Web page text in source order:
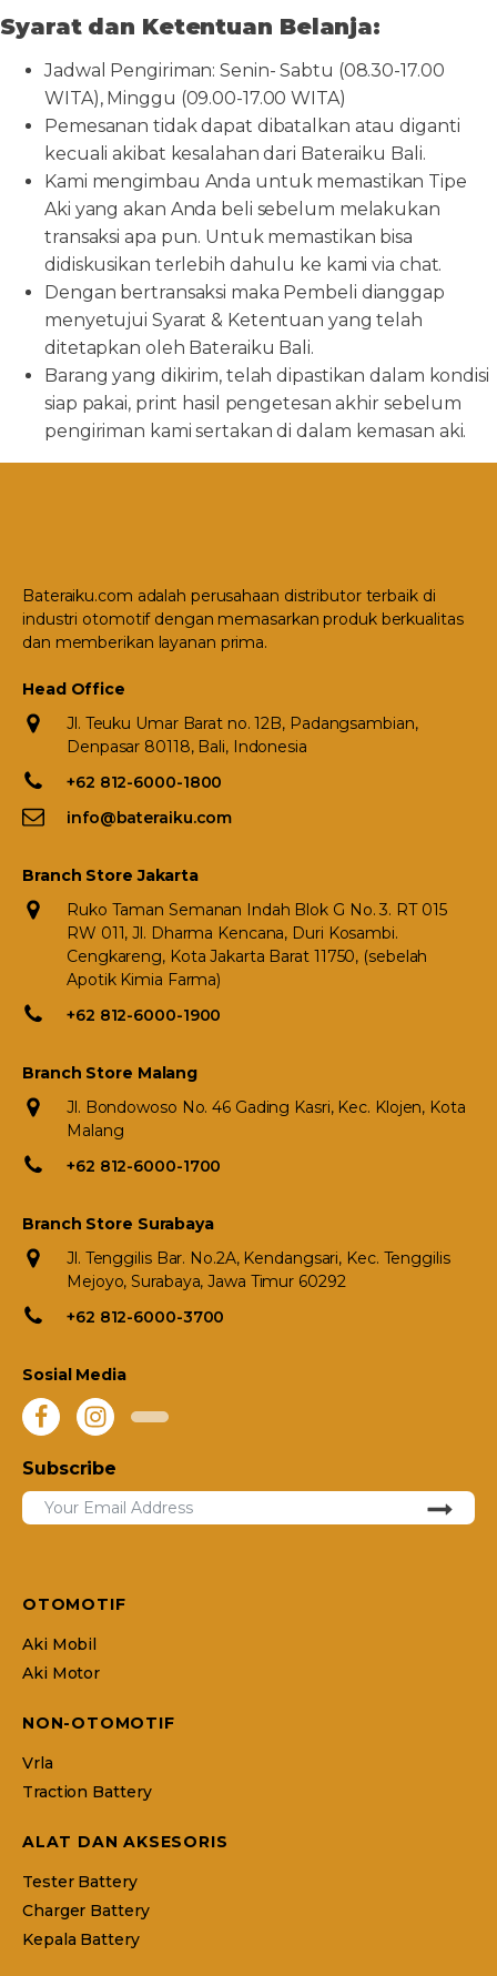
Syarat dan Ketentuan Belanja:
Jadwal Pengiriman: Senin- Sabtu (08.30-17.00
WITA), Minggu (09.00-17.00 WITA)
Pemesanan tidak dapat dibatalkan atau diganti
kecuali akibat kesalahan dari Bateraiku Bali.
Kami mengimbau Anda untuk memastikan Tipe
Aki yang akan Anda beli sebelum melakukan
transaksi apa pun. Untuk memastikan bisa
didiskusikan terlebih dahulu ke kami via chat.
Dengan bertransaksi maka Pembeli dianggap
menyetujui Syarat & Ketentuan yang telah
ditetapkan oleh Bateraiku Bali.
Barang yang dikirim, telah dipastikan dalam kondisi
siap pakai, print hasil pengetesan akhir sebelum
pengiriman kami sertakan di dalam kemasan aki.
Bateraiku.com adalah perusahaan distributor terbaik di
industri otomotif dengan memasarkan produk berkualitas
dan memberikan layanan prima.
Head Office
Jl. Teuku Umar Barat no. 12B, Padangsambian,
Denpasar 80118, Bali, Indonesia
+62 812-6000-1800
info@bateraiku.com
Branch Store Jakarta
Ruko Taman Semanan Indah Blok G No. 3. RT 015
RW 011, Jl. Dharma Kencana, Duri Kosambi.
Cengkareng, Kota Jakarta Barat 11750, (sebelah
Apotik Kimia Farma)
+62 812-6000-1900
Branch Store Malang
Jl. Bondowoso No. 46 Gading Kasri, Kec. Klojen, Kota
Malang
+62 812-6000-1700
Branch Store Surabaya
Jl. Tenggilis Bar. No.2A, Kendangsari, Kec. Tenggilis
Mejoyo, Surabaya, Jawa Timur 60292
+62 812-6000-3700
Sosial Media
Subscribe
OTOMOTIF
Aki Mobil
Aki Motor
NON-OTOMOTIF
Vrla
Traction Battery
ALAT DAN AKSESORIS
Tester Battery
Charger Battery
Kepala Battery